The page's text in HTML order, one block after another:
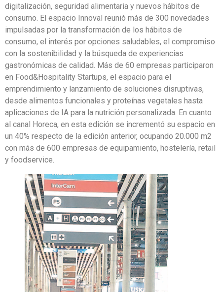
digitalización, seguridad alimentaria y nuevos hábitos de
consumo. El espacio Innoval reunió más de 300 novedades
impulsadas por la transformación de los hábitos de
consumo, el interés por opciones saludables, el compromiso
con la sostenibilidad y la búsqueda de experiencias
gastronómicas de calidad. Más de 60 empresas participaron
en Food&Hospitality Startups, el espacio para el
emprendimiento y lanzamiento de soluciones disruptivas,
desde alimentos funcionales y proteínas vegetales hasta
aplicaciones de IA para la nutrición personalizada. En cuanto
al canal Horeca, en esta edición se incrementó su espacio en
un 40% respecto de la edición anterior, ocupando 20.000 m2
con más de 600 empresas de equipamiento, hostelería, retail
y foodservice.